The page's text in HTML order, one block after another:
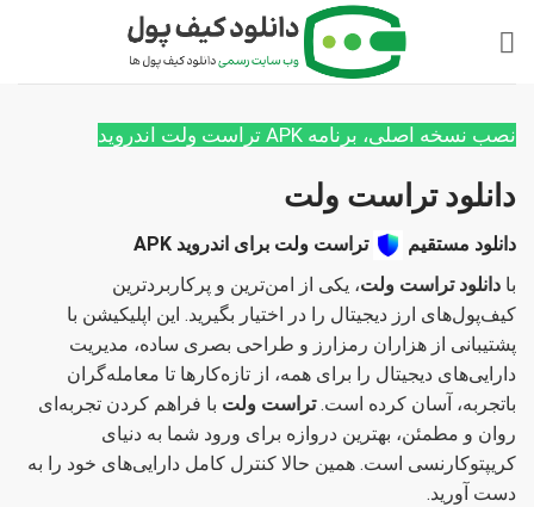
نصب نسخه اصلی، برنامه APK تراست ولت اندروید
دانلود تراست ولت
دانلود مستقیم
تراست ولت برای اندروید APK
با دانلود تراست ولت، یکی از امن‌ترین و پرکاربردترین
کیف‌پول‌های ارز دیجیتال را در اختیار بگیرید. این اپلیکیشن با
پشتیبانی از هزاران رمزارز و طراحی بصری ساده، مدیریت
دارایی‌های دیجیتال را برای همه، از تازه‌کارها تا معامله‌گران
باتجربه، آسان کرده است.تراست ولت با فراهم کردن تجربه‌ای
روان و مطمئن، بهترین دروازه برای ورود شما به دنیای
کریپتوکارنسی است. همین حالا کنترل کامل دارایی‌های خود را به
دست آورید.